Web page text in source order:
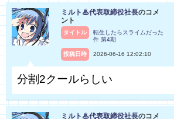
ミルト♨代表取締役社長のコメ
ント
タイトル
転生したらスライムだった
件 第4期
投稿日時 2026-06-16 12:02:10
分割2クールらしい
ミルト♨代表取締役社長のコメ